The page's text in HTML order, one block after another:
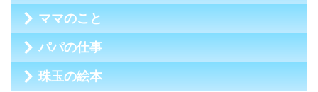
ママのこと
パパの仕事
珠玉の絵本